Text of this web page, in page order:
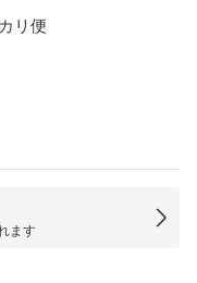
リ便
ます